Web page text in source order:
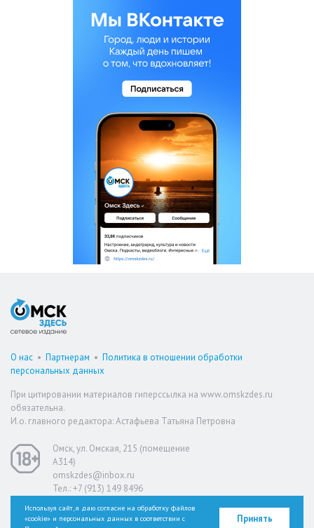
О нас • Партнерам • Политика в отношении обработки
персональных данных
При цитировании материалов гиперссылка на www.omskzdes.ru
обязательна.
И.о. главного редактора: Астафьева Татьяна Петровна
Омск, ул. Омская, 215 (помещение
А314)
omskzdes@inbox.ru
Тел.: +7 (913) 149 8496
Версия для слабовидящих
Используя сайт, я даю согласие на обработку файлов
«cookie» и персональных данных в соответствии с
Принять